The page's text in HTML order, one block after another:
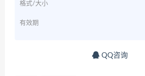
格式/大小
有效期
QQ咨询